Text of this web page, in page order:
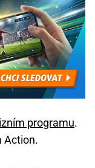
programu.
Action.